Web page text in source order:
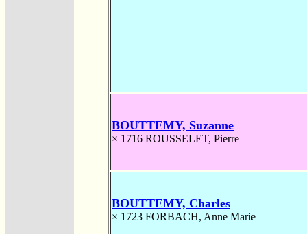
BOUTTEMY, Suzanne
× 1716 ROUSSELET, Pierre
BOUTTEMY, Charles
× 1723 FORBACH, Anne Marie